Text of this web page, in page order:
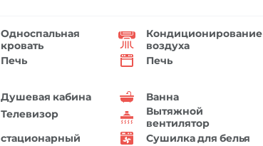
Односпальная
кровать
Кондиционирование
воздуха
Печь Печь
Душевая кабина
Ванна
Телевизор
Вытяжной
вентилятор
стационарный
Сушилка для белья